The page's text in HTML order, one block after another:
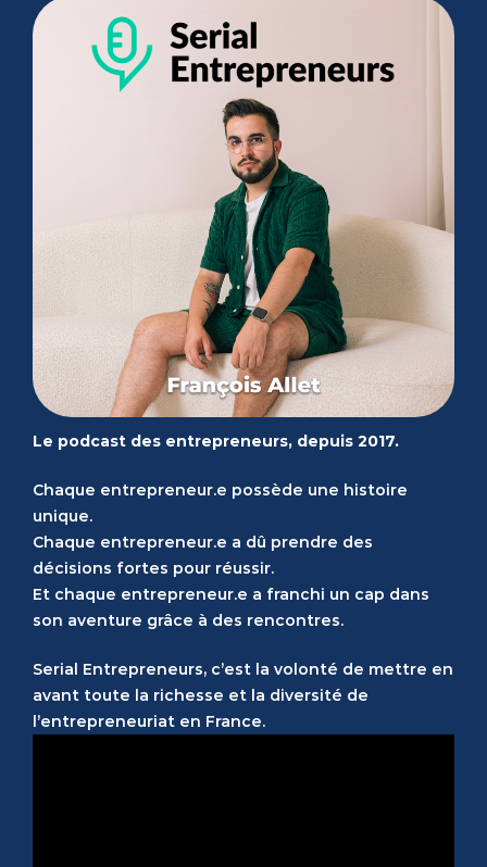
Le podcast des entrepreneurs, depuis 2017.
Chaque entrepreneur.e possède une histoire
unique.
Chaque entrepreneur.e a dû prendre des
décisions fortes pour réussir.
Et chaque entrepreneur.e a franchi un cap dans
son aventure grâce à des rencontres.
Serial Entrepreneurs, c’est la volonté de mettre en
avant toute la richesse et la diversité de
l’entrepreneuriat en France.